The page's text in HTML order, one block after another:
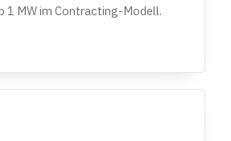
1 MW im Contracting-Modell.